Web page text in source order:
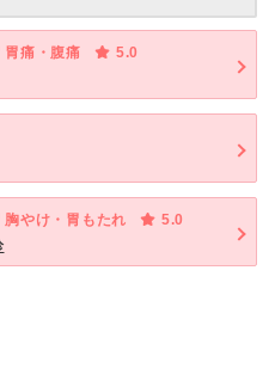
胃痛・腹痛
5.0
胸やけ・胃もたれ
5.0